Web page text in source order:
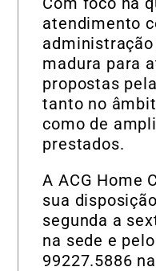
atendimento
madura para
propostas
tanto no
como de
prestados.
A ACG Home
sua
segunda a
na sede e
99227.5886